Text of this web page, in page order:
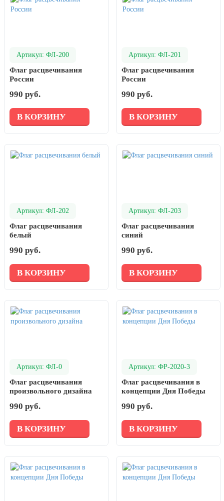
День рыбака (второе воскресенье
июля)
28 июля, День Крещения Руси
2 августа, День ВДВ
Артикул: ФЛ-200
Флаг расцвечивания
России
990 руб.
В КОРЗИНУ
Артикул: ФЛ-201
Флаг расцвечивания
России
990 руб.
В КОРЗИНУ
Артикул: ФЛ-202
Флаг расцвечивания
белый
990 руб.
В КОРЗИНУ
Артикул: ФЛ-203
Флаг расцвечивания
синий
990 руб.
В КОРЗИНУ
Артикул: ФЛ-0
Флаг расцвечивания
произвольного дизайна
990 руб.
В КОРЗИНУ
Артикул: ФР-2020-3
Флаг расцвечивания в
концепции Дня Победы
990 руб.
В КОРЗИНУ